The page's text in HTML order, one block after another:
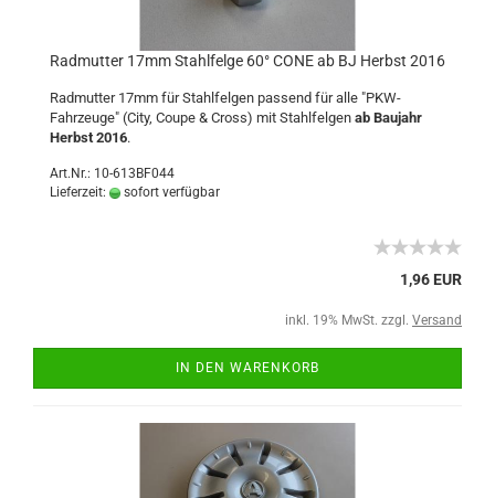
Radmutter 17mm Stahlfelge 60° CONE ab BJ Herbst 2016
Radmutter 17mm für Stahlfelgen passend für alle "PKW-
Fahrzeuge" (City, Coupe & Cross) mit Stahlfelgen ab Baujahr
Herbst 2016.
Art.Nr.: 10-613BF044
Lieferzeit:
sofort verfügbar
1,96 EUR
inkl. 19% MwSt. zzgl. Versand
IN DEN WARENKORB